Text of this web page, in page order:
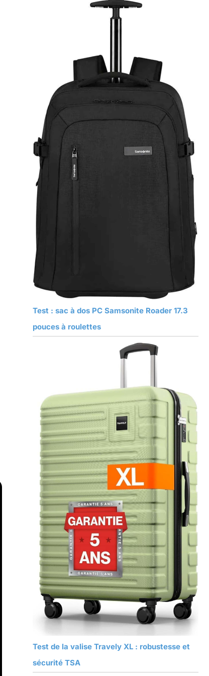
Test : sac à dos PC Samsonite Roader 17.3
pouces à roulettes
Test de la valise Travely XL : robustesse et
sécurité TSA